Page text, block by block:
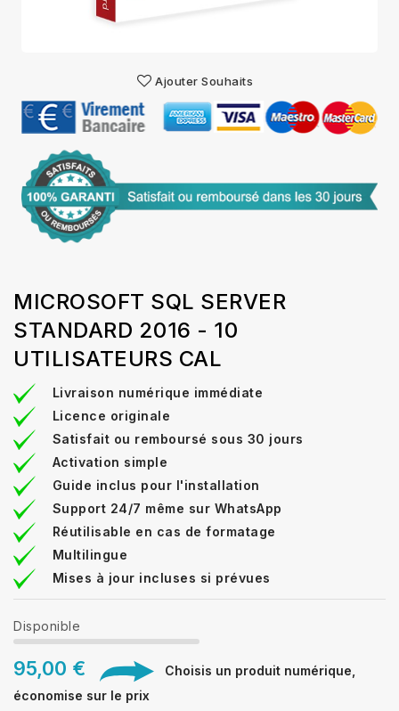
Ajouter Souhaits
MICROSOFT SQL SERVER
STANDARD 2016 - 10
UTILISATEURS CAL
Livraison numérique immédiate
Licence originale
Satisfait ou remboursé sous 30 jours
Activation simple
Guide inclus pour l'installation
Support 24/7 même sur WhatsApp
Réutilisable en cas de formatage
Multilingue
Mises à jour incluses si prévues
Disponible
95,00 €
Choisis un produit numérique,
économise sur le prix